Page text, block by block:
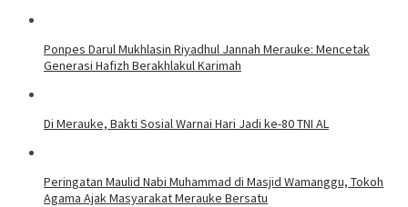
Ponpes Darul Mukhlasin Riyadhul Jannah Merauke: Mencetak
Generasi Hafizh Berakhlakul Karimah
Di Merauke, Bakti Sosial Warnai Hari Jadi ke-80 TNI AL
Peringatan Maulid Nabi Muhammad di Masjid Wamanggu, Tokoh
Agama Ajak Masyarakat Merauke Bersatu